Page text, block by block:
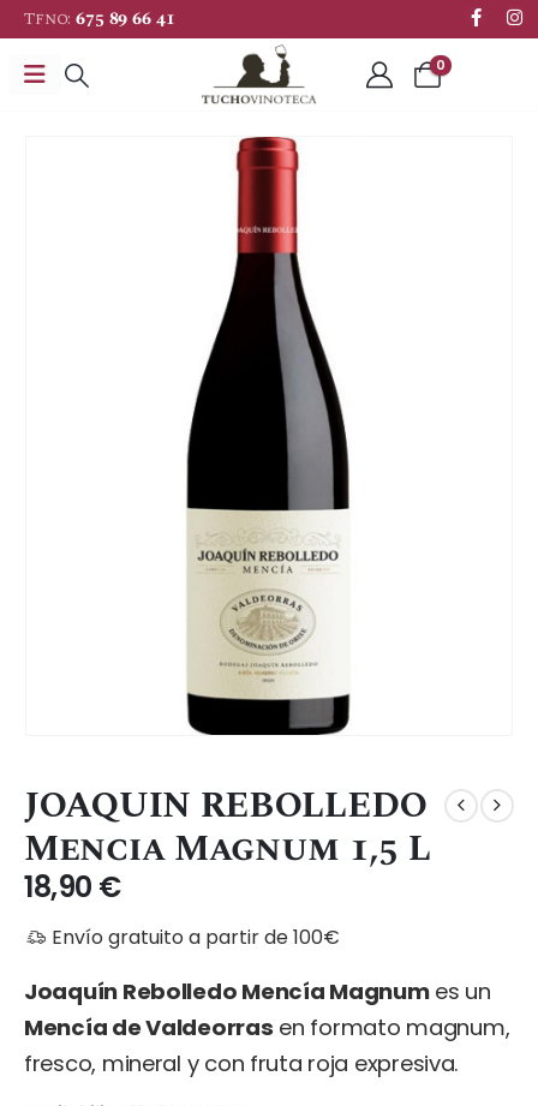
Tfno:675 89 66 41
0
JOAQUIN REBOLLEDO
Mencia Magnum 1,5 L
18,90 €
Envío gratuito a partir de 100€
Joaquín Rebolledo Mencía Magnumes un
Mencía de Valdeorras en formato magnum,
fresco, mineral y con fruta roja expresiva.